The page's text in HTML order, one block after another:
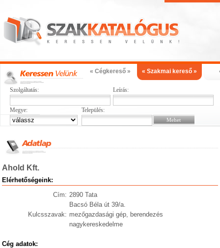
« Cégkereső » « Szakmai kereső »
Szolgáltatás: Leírás:
Megye: Település:
Ahold Kft.
Elérhetőségeink:
Cím: 2890 Tata
Bacsó Béla út 39/a.
Kulcsszavak: mezőgazdasági gép, berendezés
nagykereskedelme
Cég adatok: